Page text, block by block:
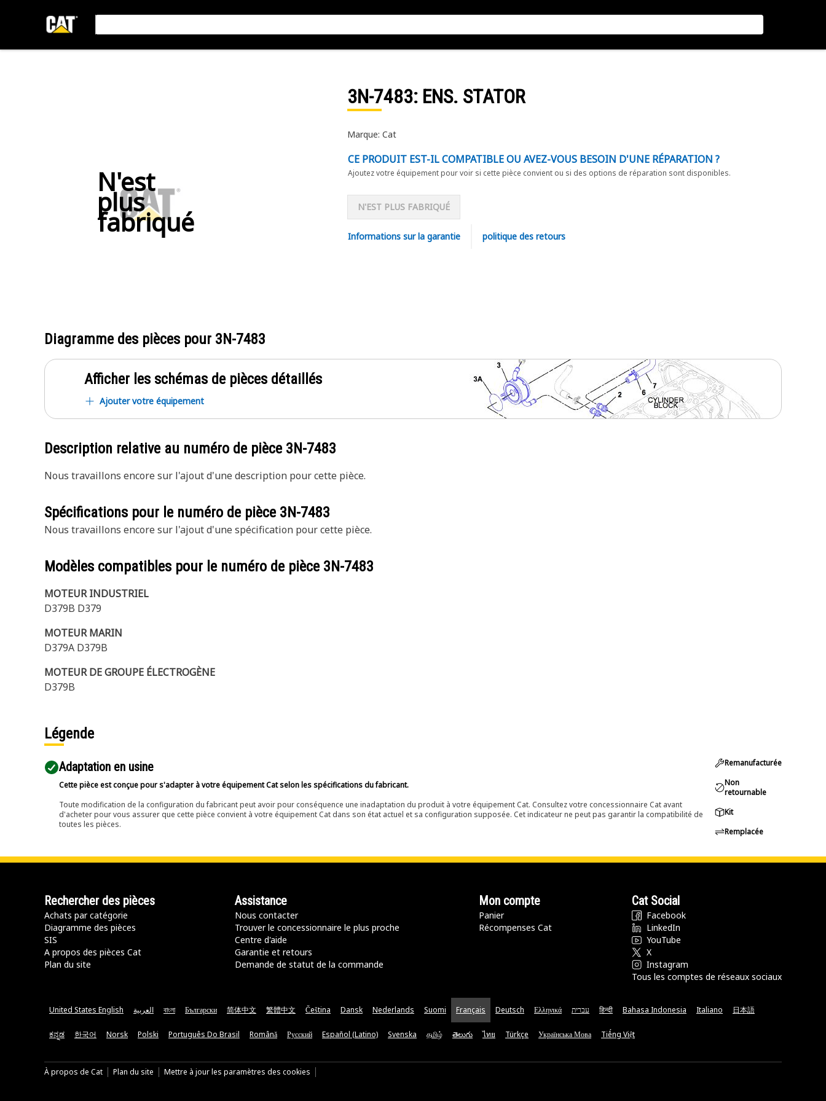
N'est
plus
fabriqué
3N-7483: ENS. STATOR
Marque: Cat
CE PRODUIT EST-IL COMPATIBLE OU AVEZ-VOUS BESOIN D'UNE RÉPARATION ?
Ajoutez votre équipement pour voir si cette pièce convient ou si des options de réparation sont disponibles.
N'EST PLUS FABRIQUÉ
Informations sur la garantie politique des retours
Diagramme des pièces pour 3N-7483
Afficher les schémas de pièces détaillés
Ajouter votre équipement
Description relative au numéro de pièce 3N-7483
Nous travaillons encore sur l'ajout d'une description pour cette pièce.
Spécifications pour le numéro de pièce 3N-7483
Nous travaillons encore sur l'ajout d'une spécification pour cette pièce.
Modèles compatibles pour le numéro de pièce 3N-7483
MOTEUR INDUSTRIEL
D379B D379
MOTEUR MARIN
D379A D379B
MOTEUR DE GROUPE ÉLECTROGÈNE
D379B
Légende
Adaptation en usine
Cette pièce est conçue pour s'adapter à votre équipement Cat selon les spécifications du fabricant.
Toute modification de la configuration du fabricant peut avoir pour conséquence une inadaptation du produit à votre équipement Cat. Consultez votre concessionnaire Cat avant
d'acheter pour vous assurer que cette pièce convient à votre équipement Cat dans son état actuel et sa configuration supposée. Cet indicateur ne peut pas garantir la compatibilité de
toutes les pièces.
Remanufacturée
Non
retournable
Kit
Remplacée
Rechercher des pièces
Achats par catégorie
Diagramme des pièces
SIS
A propos des pièces Cat
Plan du site
Assistance
Nous contacter
Trouver le concessionnaire le plus proche
Centre d'aide
Garantie et retours
Demande de statut de la commande
Mon compte
Panier
Récompenses Cat
Cat Social
Facebook
LinkedIn
YouTube
X
Instagram
Tous les comptes de réseaux sociaux
United States English العربية বাংলা Български 简体中文 繁體中文 Čeština Dansk Nederlands Suomi Français Deutsch Ελληνικά עברית हिन्दी Bahasa Indonesia Italiano 日本語
ಕನ್ನಡ 한국어 Norsk Polski Português Do Brasil Română Русский Español (Latino) Svenska தமிழ் తెలుగు ไทย Türkçe Українська Мова Tiếng Việt
À propos de Cat Plan du site Mettre à jour les paramètres des cookies